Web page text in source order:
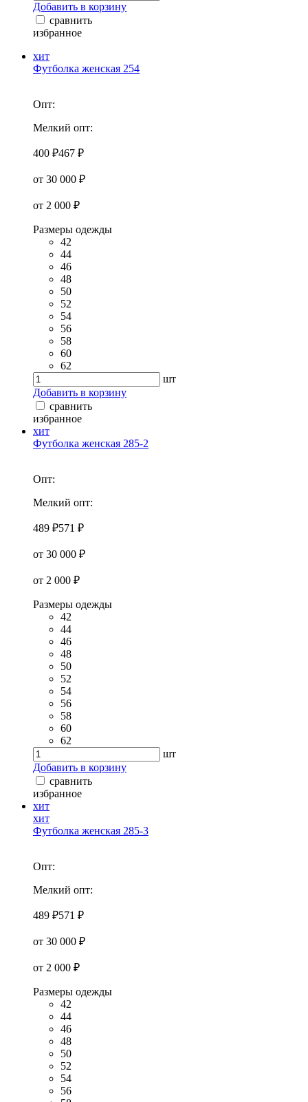
Добавить в корзину
сравнить
избранное
хит
Футболка женская 254
Опт:
Мелкий опт:
400 ₽467 ₽
от 30 000 ₽
от 2 000 ₽
Размеры одежды
42
44
46
48
50
52
54
56
58
60
62
шт
Добавить в корзину
сравнить
избранное
хит
Футболка женская 285-2
Опт:
Мелкий опт:
489 ₽571 ₽
от 30 000 ₽
от 2 000 ₽
Размеры одежды
42
44
46
48
50
52
54
56
58
60
62
шт
Добавить в корзину
сравнить
избранное
хит
хит
Футболка женская 285-3
Опт:
Мелкий опт:
489 ₽571 ₽
от 30 000 ₽
от 2 000 ₽
Размеры одежды
42
44
46
48
50
52
54
56